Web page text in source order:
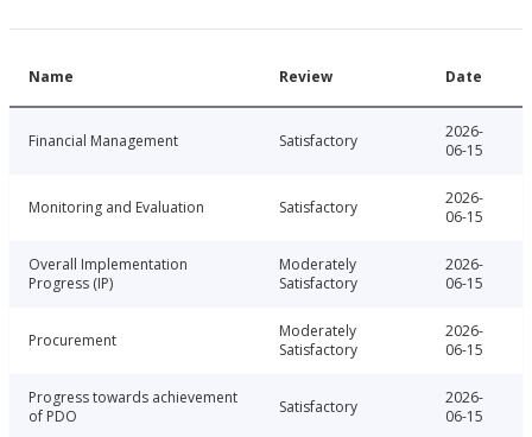
Name Review Date
Financial Management Satisfactory
2026-
06-15
Monitoring and Evaluation Satisfactory
2026-
06-15
Overall Implementation
Progress (IP)
Moderately
Satisfactory
2026-
06-15
Procurement
Moderately
Satisfactory
2026-
06-15
Progress towards achievement
of PDO
Satisfactory
2026-
06-15